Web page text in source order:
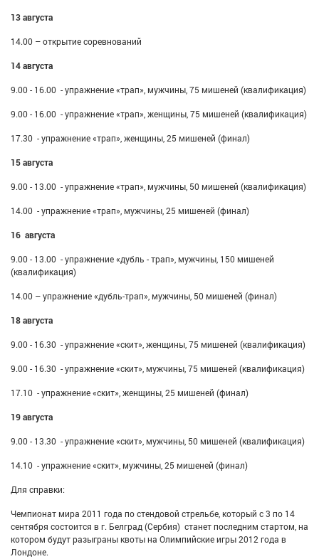
13 августа
14.00 – открытие соревнований
14 августа
9.00 - 16.00 - упражнение «трап», мужчины, 75 мишеней (квалификация)
9.00 - 16.00 - упражнение «трап», женщины, 75 мишеней (квалификация)
17.30 - упражнение «трап», женщины, 25 мишеней (финал)
15 августа
9.00 - 13.00 - упражнение «трап», мужчины, 50 мишеней (квалификация)
14.00 - упражнение «трап», мужчины, 25 мишеней (финал)
16 августа
9.00 - 13.00 - упражнение «дубль - трап», мужчины, 150 мишеней
(квалификация)
14.00 – упражнение «дубль-трап», мужчины, 50 мишеней (финал)
18 августа
9.00 - 16.30 - упражнение «скит», женщины, 75 мишеней (квалификация)
9.00 - 16.30 - упражнение «скит», мужчины, 75 мишеней (квалификация)
17.10 - упражнение «скит», женщины, 25 мишеней (финал)
19 августа
9.00 - 13.30 - упражнение «скит», мужчины, 50 мишеней (квалификация)
14.10 - упражнение «скит», мужчины, 25 мишеней (финал)
Для справки:
Чемпионат мира 2011 года по стендовой стрельбе, который с 3 по 14
сентября состоится в г. Белград (Сербия) станет последним стартом, на
котором будут разыграны квоты на Олимпийские игры 2012 года в
Лондоне.